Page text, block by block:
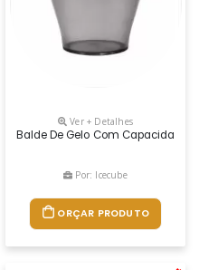
Ver + Detalhes
Balde De Gelo Com Capacidade
Por: Icecube
ORÇAR PRODUTO